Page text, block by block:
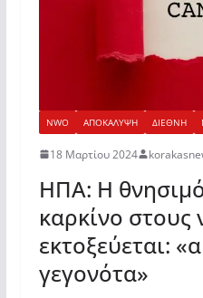
NWO ΑΠΟΚΑΛΥΨΗ ΔΙΕΘΝΗ
18 Μαρτίου 2024
ΗΠΑ: Η
καρκίνο στους
εκτοξεύεται:
γεγονότα»